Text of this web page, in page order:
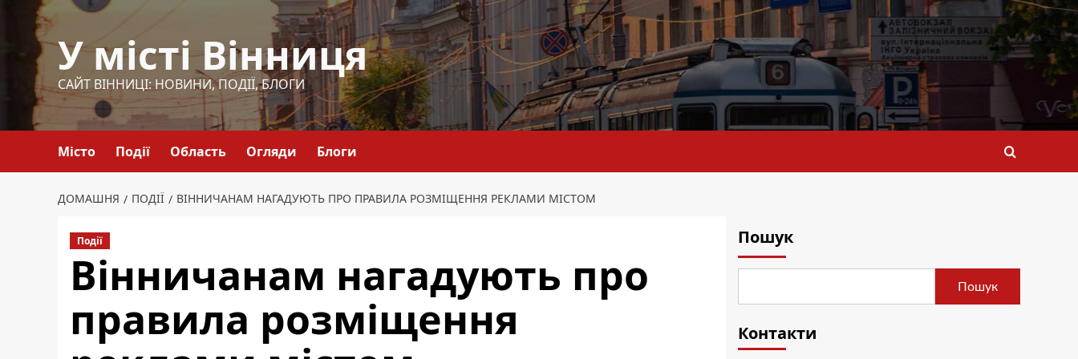
Перейти
У місті Вінниця
САЙТ ВІННИЦІ: НОВИНИ, ПОДІЇ, БЛОГИ
Місто Події Область Огляди Блоги
ДОМАШНЯ ПОДІЇ ВІННИЧАНАМ НАГАДУЮТЬ ПРО ПРАВИЛА РОЗМІЩЕННЯ РЕКЛАМИ МІСТОМ
Події
Вінничанам нагадують про
правила розміщення
Пошук
Пошук
Контакти